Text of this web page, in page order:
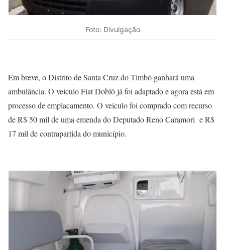
Foto: Divulgação
Em breve, o Distrito de Santa Cruz do Timbó ganhará uma
ambulância. O veículo Fiat Doblô já foi adaptado e agora está em
processo de emplacamento. O veículo foi comprado com recurso
de R$ 50 mil de uma emenda do Deputado Reno Caramori e R$
17 mil de contrapartida do município.